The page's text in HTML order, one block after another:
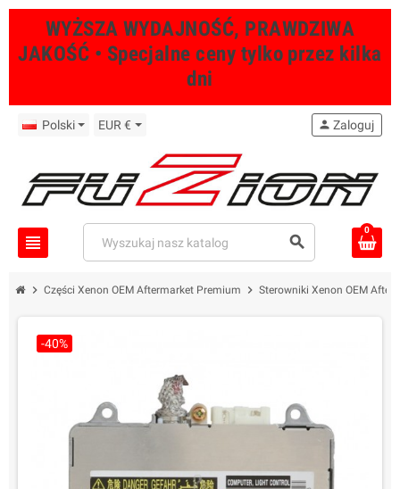
WYŻSZA WYDAJNOŚĆ, PRAWDZIWA
JAKOŚĆ • Specjalne ceny tylko przez kilka
dni
Polski EUR €
view_headline search
person Zaloguj
0
chevron_right Części Xenon OEM Aftermarket Premium chevron_right Sterowniki Xenon OEM
-40%